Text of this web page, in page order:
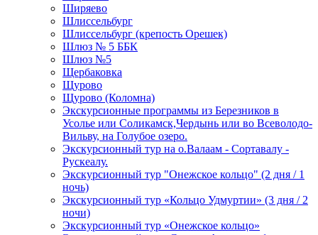
Ширяево
Шлиссельбург
Шлиссельбург (крепость Орешек)
Шлюз № 5 ББК
Шлюз №5
Щербаковка
Щурово
Щурово (Коломна)
Экскурсионные программы из Березников в
Усолье или Соликамск,Чердынь или во Всеволодо-
Вильву, на Голубое озеро.
Экскурсионный тур на о.Валаам - Сортавалу -
Рускеалу.
Экскурсионный тур "Онежское кольцо" (2 дня / 1
ночь)
Экскурсионный тур «Кольцо Удмуртии» (3 дня / 2
ночи)
Экскурсионный тур «Онежское кольцо»